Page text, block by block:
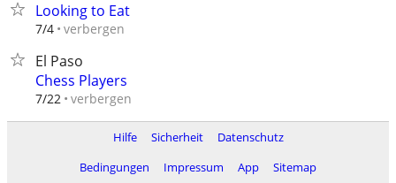
Looking to Eat
7/4 verbergen
El Paso
Chess Players
7/22 verbergen
Hilfe Sicherheit
Datenschutz
Bedingungen
Impressum App Sitemap